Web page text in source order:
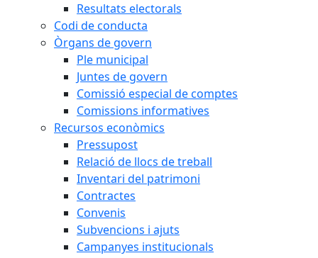
Resultats electorals
Codi de conducta
Òrgans de govern
Ple municipal
Juntes de govern
Comissió especial de comptes
Comissions informatives
Recursos econòmics
Pressupost
Relació de llocs de treball
Inventari del patrimoni
Contractes
Convenis
Subvencions i ajuts
Campanyes institucionals